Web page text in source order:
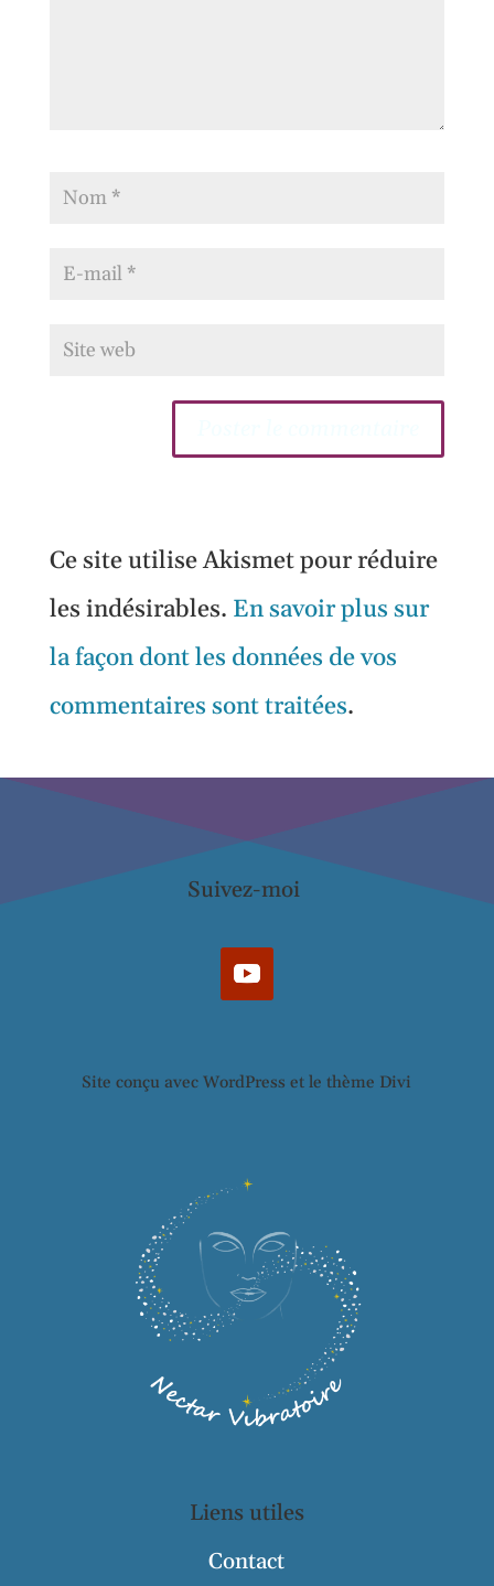
Ce site utilise Akismet pour réduire
les indésirables. En savoir plus sur
la façon dont les données de vos
commentaires sont traitées.
Suivez-moi
Site conçu avec WordPress et le thème Divi
Liens utiles
Contact